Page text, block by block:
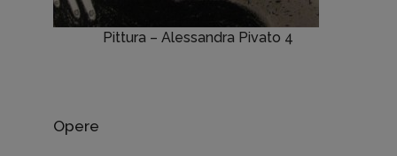
Pittura – Alessandra Pivato 4
Opere